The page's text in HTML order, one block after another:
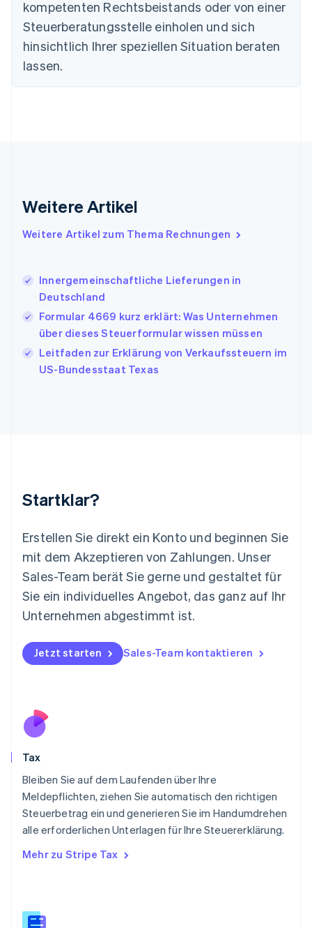
kompetenten Rechtsbeistands oder von einer
Steuerberatungsstelle einholen und sich
hinsichtlich Ihrer speziellen Situation beraten
lassen.
Weitere Artikel
Weitere Artikel zum Thema Rechnungen
Innergemeinschaftliche Lieferungen in
Deutschland
Formular 4669 kurz erklärt: Was Unternehmen
über dieses Steuerformular wissen müssen
Leitfaden zur Erklärung von Verkaufssteuern im
US-Bundesstaat Texas
Startklar?
Erstellen Sie direkt ein Konto und beginnen Sie
mit dem Akzeptieren von Zahlungen. Unser
Sales-Team berät Sie gerne und gestaltet für
Sie ein individuelles Angebot, das ganz auf Ihr
Unternehmen abgestimmt ist.
Jetzt starten Sales-Team kontaktieren
Tax
Bleiben Sie auf dem Laufenden über Ihre
Meldepflichten, ziehen Sie automatisch den richtigen
Steuerbetrag ein und generieren Sie im Handumdrehen
alle erforderlichen Unterlagen für Ihre Steuererklärung.
Mehr zu Stripe Tax
Deutschland
DeutschEnglish
English
Festlandchina
Indien
Irland
ItalianoEnglish
Japan
Kanada
EnglishFrançais
Kroatien
English Italiano
English简体中文
English
Mexiko
Español English
Neuseeland
English
NederlandsEnglish
English
Österreich
Portugal
Português
Schweden
Schweiz
DeutschFrançaisItalianoEnglish
Singapur
Slowakei
Sonderverwaltungsregion Hongkong,